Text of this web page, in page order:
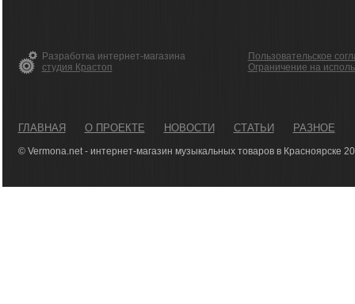
Разработка интернет-магазина
студия Крастоп
Пользовательское
Ограничение на
ГЛАВНАЯ О ПРОЕКТЕ НОВОСТИ СТАТЬИ РАЗНОЕ
© Vermona.net - интернет-магазин музыкальных товаров в Красноярске